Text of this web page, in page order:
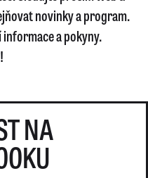
novinky a program.
a pokyny.
NA